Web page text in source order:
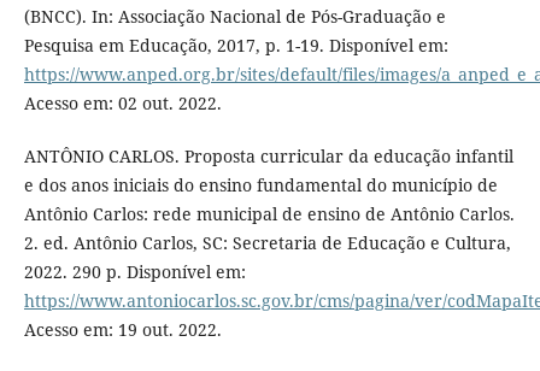
(BNCC). In: Associação Nacional de Pós-Graduação e
Pesquisa em Educação, 2017, p. 1-19. Disponível em:
https://www.anped.org.br/sites/default/files/images/
Acesso em: 02 out. 2022.
ANTÔNIO CARLOS. Proposta curricular da educação infantil
e dos anos iniciais do ensino fundamental do município de
Antônio Carlos: rede municipal de ensino de Antônio Carlos.
2. ed. Antônio Carlos, SC: Secretaria de Educação e Cultura,
2022. 290 p. Disponível em:
https://www.antoniocarlos.sc.gov.br/cms/pagina/ver/
Acesso em: 19 out. 2022.